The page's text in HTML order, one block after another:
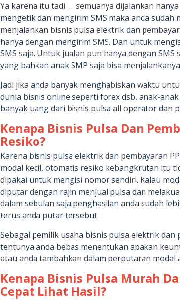
Ya karena itu tadi …. semuanya dijalankan hanya
mengetik dan mengirim SMS maka anda
menjalankan bisnis pulsa elektrik dan
hanya dengan mengirim SMS. Dan untuk
SMS saja. Untuk jualan pun hanya dengan SMS
yang bahkan anak SMP saja bisa
Jadi jika anda banyak menghabiskan waktu
dunia bisnis online seperti forex dsb, anak-
banyak uang dari bisnis pulsa all operator dan
Kenapa Bisnis Pulsa Dan
Resiko?
Karena bisnis pulsa elektrik dan pembayaran
modal kecil, otomatis resiko kebangkrutan itu
dipakai untuk mengisi nomor sendiri. Kalau
diputar dengan rajin menjual pulsa dan
dalam sebulan saja penghasilan anda sudah
terus anda putar tersebut.
Sebagai pemilik usaha bisnis pulsa elektrik dan
tentunya anda bebas menentukan apakan
atau anda tambahkan dalam perputaran modal
Kenapa Bisnis Pulsa Murah
Cepat Lihat Hasil?